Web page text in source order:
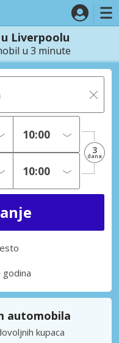
Liverpoolu
u 3 minute
3
dana
godina
automobila
kupaca